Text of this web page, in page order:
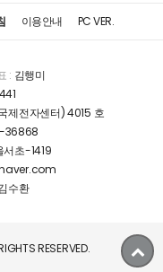
이용안내 PC VER.
: 김행미
제전자센터) 4015 호
36868
초-1419
수환
RESERVED.